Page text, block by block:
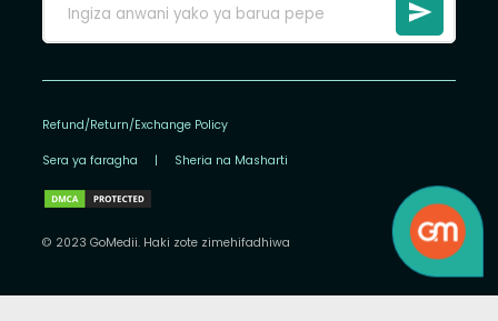
Refund/Return/Exchange Policy
Sera ya faragha | Sheria na Masharti
© 2023 GoMedii. Haki zote zimehifadhiwa